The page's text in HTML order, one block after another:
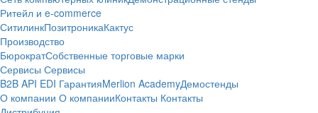
Ритейл и e-commerce
СитилинкПозитроникаКактус
Производство
БюрократСобственные торговые марки
Сервисы Сервисы
B2B API EDI ГарантияMerlion AcademyДемостенды
О компании О компанииКонтакты Контакты